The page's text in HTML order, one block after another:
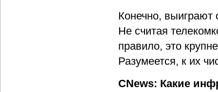
Конечно, выиграют
Не считая
правило, это
Разумеется, к их
CNews: Какие